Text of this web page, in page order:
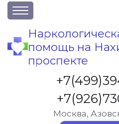
О клинике
Акции
Вакансии
Лицензии
Контакты
помощь на
проспекте
Москва,